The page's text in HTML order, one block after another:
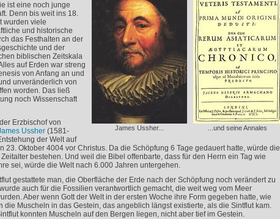
James Ussher... ...und seine Annales
ist eine noch junge
Denn bis weit ins 18.
wurden viele
und historische
das Festhalten an der
und der
biblischen Zeitskala
auf Erden war streng
von Anfang an und
unveränderlich von
worden. Das ließ
noch Wissenschaft
Erzbischof von
Ussher(1581-
der Welt auf
23. Oktober 4004 vor Christus. Da die Schöpfung 6 Tage gedauert hatte, würde die
bestehen. Und weil die Bibel offenbarte, dass für den Herrn ein Tag wie
sei, würde die Welt nach 6.000 Jahren untergehen.
gestattete man, die Oberfläche der Erde nach der Schöpfung noch verändert zu
auch für die Fossilien verantwortlich gemacht, die weit weg vom Meer
Aber wenn Gott der Welt in der ersten Woche ihre Form gegeben hatte, wie
die Muscheln in das Gestein, das angeblich längst existierte, als die Sintflut kam.
konnten Muscheln auf den Bergen liegen, nicht aber tief im Gestein.